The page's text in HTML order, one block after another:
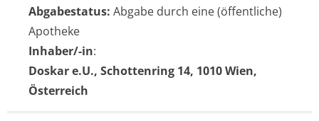
Abgabestatus: Abgabe durch eine (öffentliche)
Apotheke
Inhaber/-in:
Doskar e.U., Schottenring 14, 1010 Wien,
Österreich